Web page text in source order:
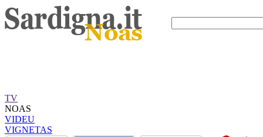
TV
NOAS
VIDEU
VIGNETAS